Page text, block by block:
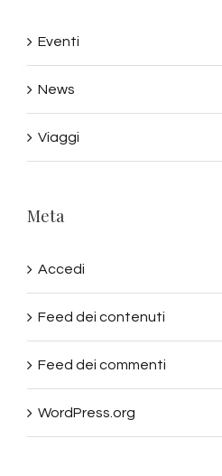
Eventi
News
Viaggi
Meta
Accedi
Feed dei contenuti
Feed dei commenti
WordPress.org